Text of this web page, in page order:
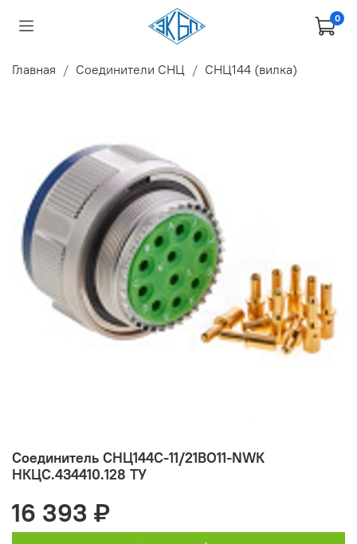
0
Главная Соединители СНЦ СНЦ144 (вилка)
Соединитель СНЦ144С-11/21ВО11-NWК
НКЦС.434410.128 ТУ
16 393 ₽